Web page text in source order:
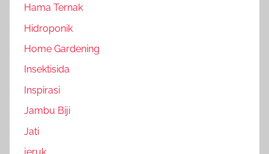
Hama Ternak
Hidroponik
Home Gardening
Insektisida
Inspirasi
Jambu Biji
Jati